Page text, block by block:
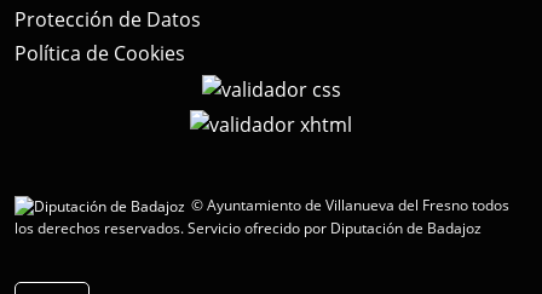
Protección de Datos
Política de Cookies
© Ayuntamiento de Villanueva del Fresno todos
los derechos reservados.Servicio ofrecido por Diputación de Badajoz